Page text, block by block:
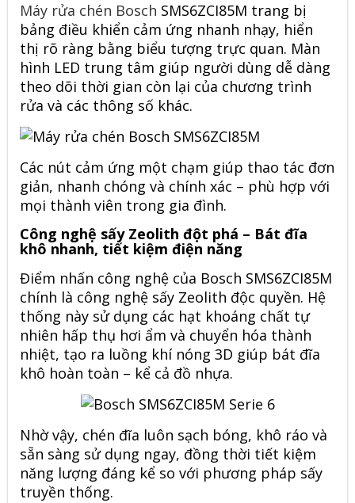
Máy rửa chén Bosch SMS6ZCI85M trang bị
bảng điều khiển cảm ứng nhanh nhạy, hiển
thị rõ ràng bằng biểu tượng trực quan. Màn
hình LED trung tâm giúp người dùng dễ dàng
theo dõi thời gian còn lại của chương trình
rửa và các thông số khác.
Các nút cảm ứng một chạm giúp thao tác đơn
giản, nhanh chóng và chính xác – phù hợp với
mọi thành viên trong gia đình.
Công nghệ sấy Zeolith đột phá – Bát đĩa
khô nhanh, tiết kiệm điện năng
Điểm nhấn công nghệ của Bosch SMS6ZCI85M
chính là công nghệ sấy Zeolith độc quyền. Hệ
thống này sử dụng các hạt khoáng chất tự
nhiên hấp thụ hơi ẩm và chuyển hóa thành
nhiệt, tạo ra luồng khí nóng 3D giúp bát đĩa
khô hoàn toàn – kể cả đồ nhựa.
Nhờ vậy, chén đĩa luôn sạch bóng, khô ráo và
sẵn sàng sử dụng ngay, đồng thời tiết kiệm
năng lượng đáng kể so với phương pháp sấy
truyền thống.